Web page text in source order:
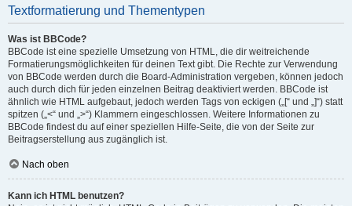
Textformatierung und Thementypen
Was ist BBCode?
BBCode ist eine spezielle Umsetzung von HTML, die dir weitreichende
Formatierungsmöglichkeiten für deinen Text gibt. Die Rechte zur Verwendung
von BBCode werden durch die Board-Administration vergeben, können jedoch
auch durch dich für jeden einzelnen Beitrag deaktiviert werden. BBCode ist
ähnlich wie HTML aufgebaut, jedoch werden Tags von eckigen („[“ und „]“) statt
spitzen („<“ und „>“) Klammern eingeschlossen. Weitere Informationen zu
BBCode findest du auf einer speziellen Hilfe-Seite, die von der Seite zur
Beitragserstellung aus zugänglich ist.
Nach oben
Kann ich HTML benutzen?